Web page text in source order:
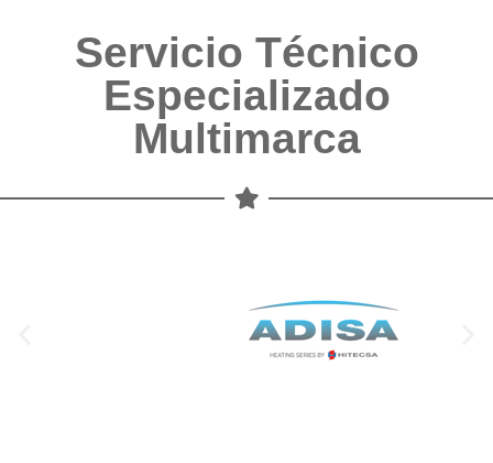
Servicio Técnico
Especializado
Multimarca